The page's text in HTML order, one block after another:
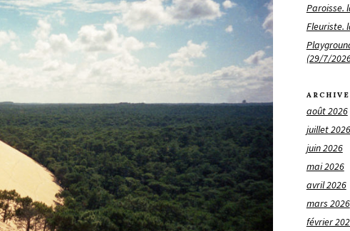
Paroisse.
Fleuriste.
(29/7/
août 2026
juillet 2026
juin 2026
mai 2026
avril 2026
mars 2026
février